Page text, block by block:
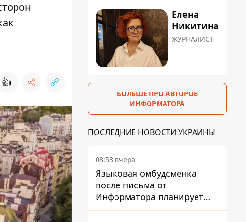
👍
Елена
Никитина
ЖУРНАЛИСТ
БОЛЬШЕ ПРО АВТОРОВ
ИНФОРМАТОРА
ПОСЛЕДНИЕ НОВОСТИ УКРАИНЫ
08:53 вчера
Языковая омбудсменка
после письма от
Информатора планирует
наказать компанию-